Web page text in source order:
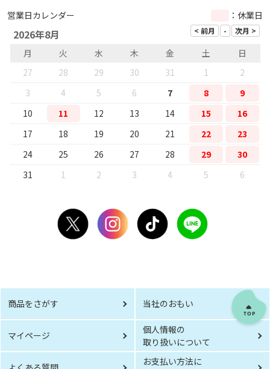
営業日カレンダー ：休業日
2026年8月
月 火 水 木 金 土
日
27
28 29 30 31 1
2
3
4 5 6 7 8
9
10
11 12 13 14 15
16
17
18 19 20 21 22
23
24
25 26 27 28 29
30
31
1 2 3 4 5 6
商品をさがす 当社のおもい
マイページ
個人情報の
取り扱いについて
お支払い方法に